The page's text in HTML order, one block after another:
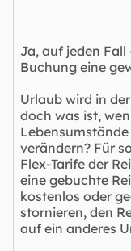
Ja, auf jeden
Buchung eine
Urlaub wird in
doch was ist,
verändern? Für
Flex-Tarife der
eine gebuchte
kostenlos oder
stornieren, den
auf ein anderes